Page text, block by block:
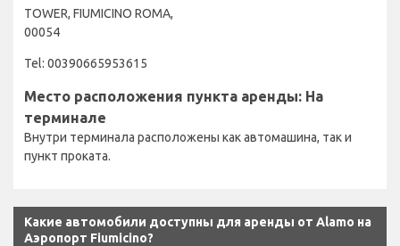
TOWER, FIUMICINO ROMA,
00054
Tel: 00390665953615
Место расположения пункта аренды: На
терминале
Внутри терминала расположены как автомашина, так и
пункт проката.
Какие автомобили доступны для аренды от Alamo на
Аэропорт Fiumicino?